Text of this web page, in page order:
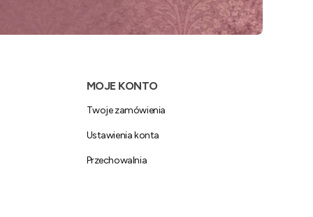
MOJE KONTO
Twoje zamówienia
Ustawienia konta
Przechowalnia